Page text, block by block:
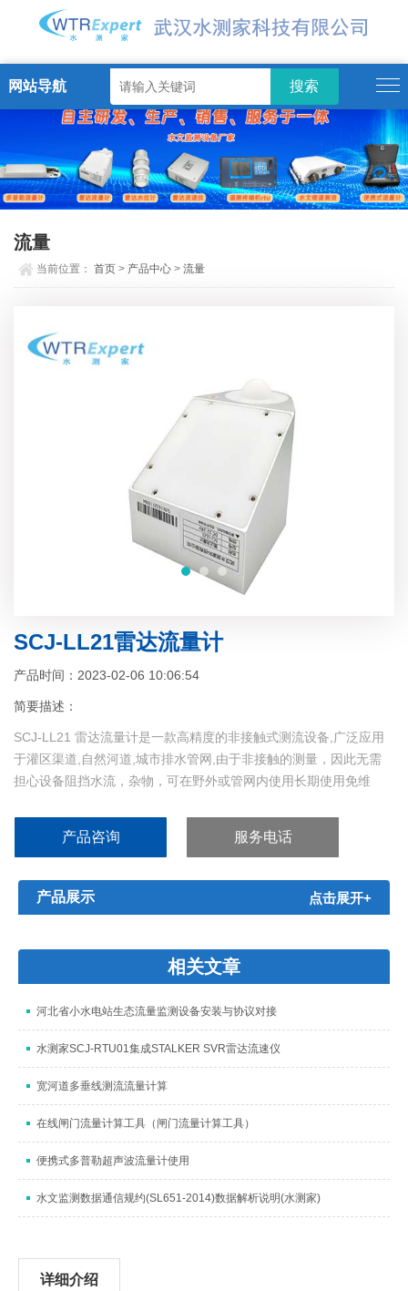
网站导航
流量
当前位置：首页 > 产品中心 >流量
SCJ-LL21雷达流量计
产品时间：2023-02-06 10:06:54
简要描述：
SCJ-LL21 雷达流量计是一款高精度的非接触式测流设备,广泛应用
于灌区渠道,自然河道,城市排水管网,由于非接触的测量，因此无需
担心设备阻挡水流，杂物，可在野外或管网内使用长期使用免维
产品咨询 服务电话
产品展示 点击展开+
相关文章
河北省小水电站生态流量监测设备安装与协议对接
水测家SCJ-RTU01集成STALKER SVR雷达流速仪
宽河道多垂线测流流量计算
在线闸门流量计算工具（闸门流量计算工具）
便携式多普勒超声波流量计使用
水文监测数据通信规约(SL651-2014)数据解析说明(水测家)
详细介绍